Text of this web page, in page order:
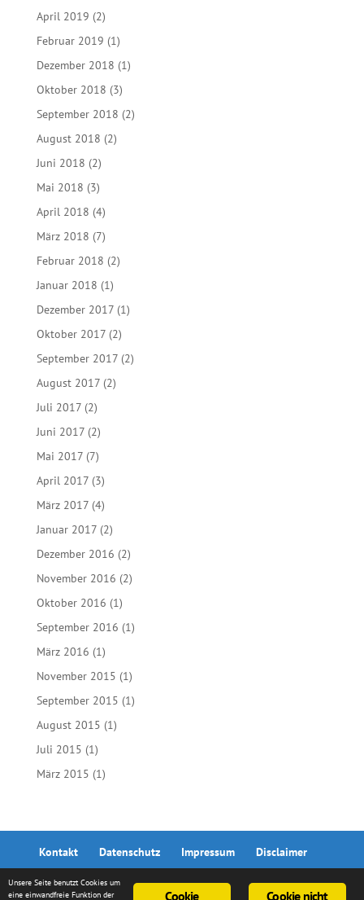
April 2019 (2)
Februar 2019 (1)
Dezember 2018 (1)
Oktober 2018 (3)
September 2018 (2)
August 2018 (2)
Juni 2018 (2)
Mai 2018 (3)
April 2018 (4)
März 2018 (7)
Februar 2018 (2)
Januar 2018 (1)
Dezember 2017(1)
Oktober 2017(2)
September 2017(2)
August 2017(2)
Juli 2017(2)
Juni 2017(2)
Mai 2017(7)
April 2017(3)
März 2017(4)
Januar 2017(2)
Dezember 2016 (2)
November 2016 (2)
Oktober 2016 (1)
September 2016 (1)
März 2016 (1)
November 2015 (1)
September 2015 (1)
August 2015 (1)
Juli 2015 (1)
März 2015 (1)
Kontakt Datenschutz Impressum Disclaimer
Cookie nicht
Cookie
Unsere Seite benutzt Cookies um
eine einwandfreie Funktion der